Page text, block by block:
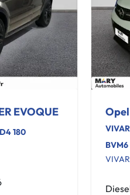
EVOQUE
180
BVM6